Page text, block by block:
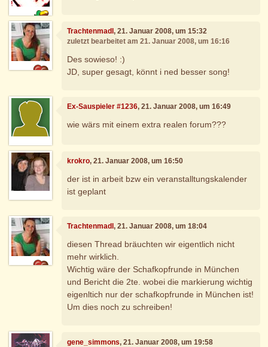
Trachtenmadl, 21. Januar 2008, um 15:32
zuletzt bearbeitet am 21. Januar 2008, um 16:16
Des sowieso! :)
JD, super gesagt, könnt i ned besser song!
Ex-Sauspieler #1236, 21. Januar 2008, um 16:49
wie wärs mit einem extra realen forum???
krokro, 21. Januar 2008, um 16:50
der ist in arbeit bzw ein veranstalltungskalender
ist geplant
Trachtenmadl, 21. Januar 2008, um 18:04
diesen Thread bräuchten wir eigentlich nicht
mehr wirklich.
Wichtig wäre der Schafkopfrunde in München
und Bericht die 2te. wobei die markierung wichtig
eigenltich nur der schafkopfrunde in München ist!
Um dies noch zu schreiben!
gene_simmons, 21. Januar 2008, um 19:58